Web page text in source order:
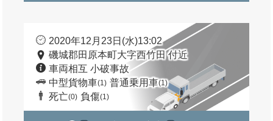
2020年12月23日(水)13:02
磯城郡田原本町大字西竹田 付近
車両相互 小破事故
中型貨物車(1) 普通乗用車(1)
死亡(0) 負傷(1)